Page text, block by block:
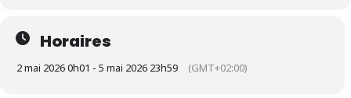
Horaires
2 mai 2026 0h01 - 5 mai 2026 23h59 (GMT+02:00)